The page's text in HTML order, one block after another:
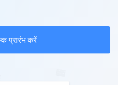
प्रारंभ करें